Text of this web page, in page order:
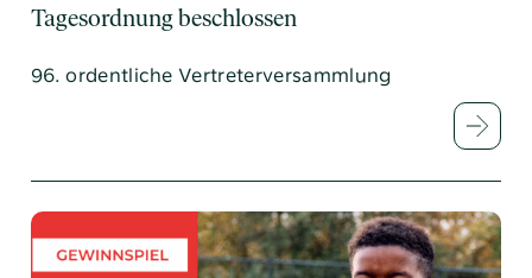
Tagesordnung beschlossen
96. ordentliche Vertreterversammlung